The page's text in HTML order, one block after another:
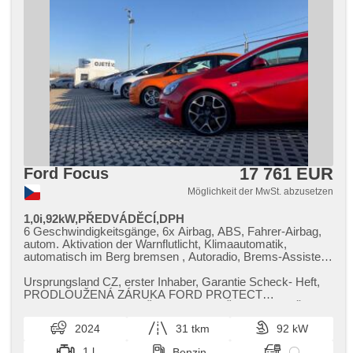
Ford Focus 17 761 EUR
Möglichkeit der MwSt. abzusetzen
1,0i,92kW,PŘEDVÁDĚCÍ,DPH
6 Geschwindigkeitsgänge, 6x Airbag, ABS, Fahrer-Airbag,
autom. Aktivation der Warnflutlicht, Klimaautomatik,
automatisch im Berg bremsen , Autoradio, Brems-Assistent,
Zentralverriegelung, Beifahrerairbagdeaktivierung, Teilbare
Rücksitzbank, El. Seitenscheiben, El. Klappspiegel, El.
Handgetriebe, Multifunktionslenkrad, Lenkrad einstellbar,
Bordcomputer, Servolenkung, Vorderlichter LED,
Antriebsschlupfregelung (ASR), Navigation,
Ursprungsland CZ,​ erster Inhaber,​ Garantie Scheck​- Heft,​
PRODLOUŽENÁ ZÁRUKA FORD PROTECT
2024 31 tkm
92 kW